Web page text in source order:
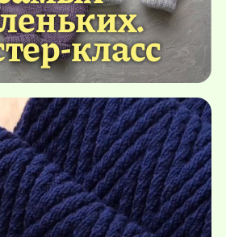
класс